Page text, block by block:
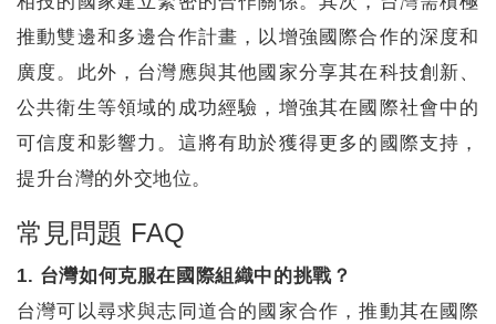
推動雙邊和多邊合作計畫，以增強國際合作的深度和
廣度。此外，台灣應與其他國家分享其在科技創新、
公共衛生等領域的成功經驗，增強其在國際社會中的
可信度和影響力。這將有助於獲得更多的國際支持，
提升台灣的外交地位。
常見問題 FAQ
1. 台灣如何克服在國際組織中的挑戰？
台灣可以尋求與志同道合的國家合作，推動其在國際